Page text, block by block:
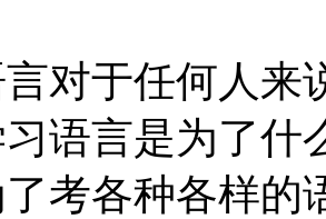
于任何人来
语言是为了什
考各种各样的